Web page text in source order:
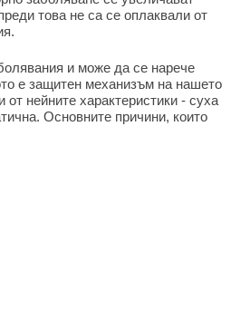
това не са се оплаквали от
и може да се нарече
е защитен механизъм на нашето
нейните характеристики - суха
Основните причини, които